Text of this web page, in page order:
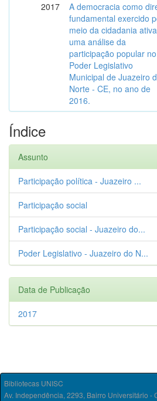
2017
A democracia como
fundamental exercido
meio da cidadania
uma análise da
participação popular no
Poder Legislativo
Municipal de Juazeiro
Norte - CE, no ano de
2016.
Índice
Assunto
Participação política - Juazeiro ...
Participação social
Participação social - Juazeiro do...
Poder Legislativo - Juazeiro do N...
Data de Publicação
2017
Bibliotecas UNISC
Av. Independência, 2293, Bairro Universitário -